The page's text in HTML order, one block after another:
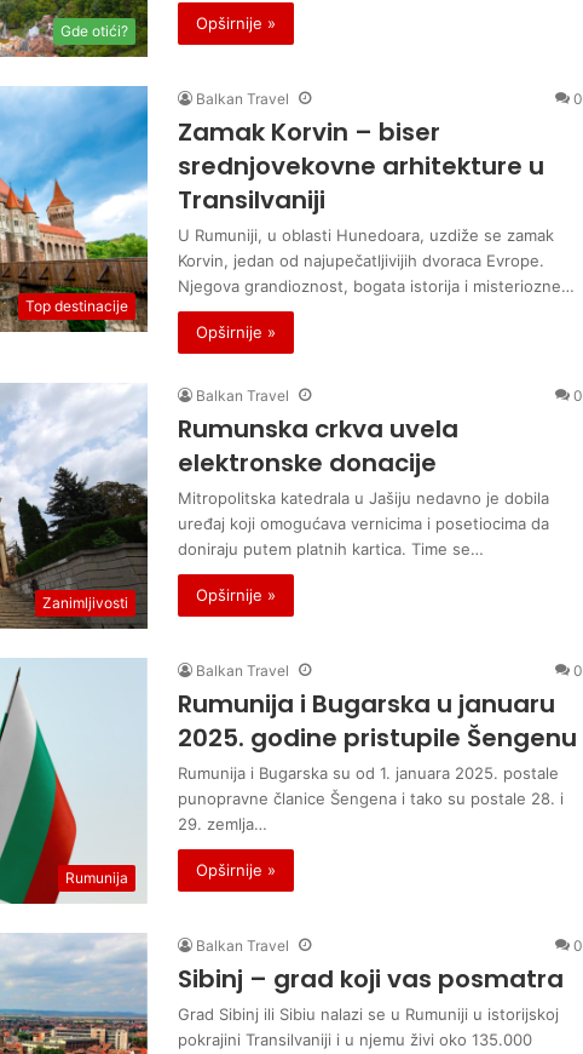
Gde otići? Opširnije »
Top destinacije
Balkan Travel 0
Zamak Korvin – biser
srednjovekovne arhitekture u
Transilvaniji
U Rumuniji, u oblasti Hunedoara, uzdiže se zamak
Korvin, jedan od najupečatljivijih dvoraca Evrope.
Njegova grandioznost, bogata istorija i misteriozne…
Opširnije »
Zanimljivosti
Balkan Travel 0
Rumunska crkva uvela
elektronske donacije
Mitropolitska katedrala u Jašiju nedavno je dobila
uređaj koji omogućava vernicima i posetiocima da
doniraju putem platnih kartica. Time se…
Opširnije »
Rumunija
Balkan Travel 0
Rumunija i Bugarska u januaru
2025. godine pristupile Šengenu
Rumunija i Bugarska su od 1. januara 2025. postale
punopravne članice Šengena i tako su postale 28. i
29. zemlja…
Opširnije »
Balkan Travel 0
Sibinj – grad koji vas posmatra
Grad Sibinj ili Sibiu nalazi se u Rumuniji u istorijskoj
pokrajini Transilvaniji i u njemu živi oko 135.000
i
b
o
m
a
g
z
i
n
a
l
k
a
n
t
r
a
v
e